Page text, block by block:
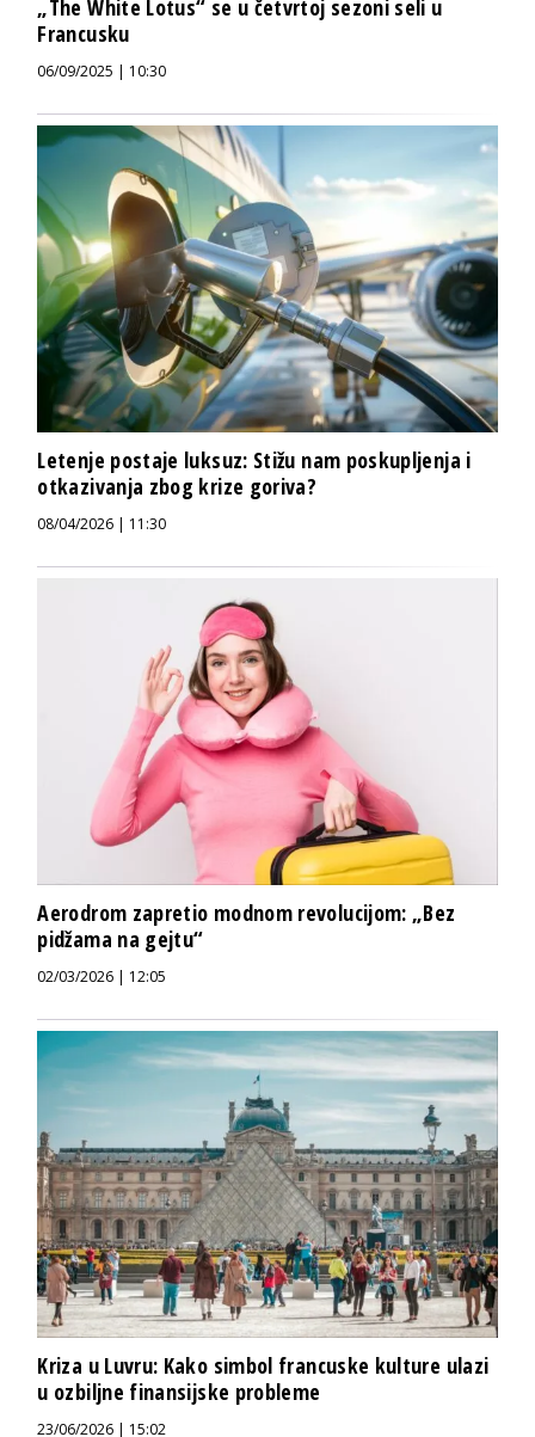
„The White Lotus“ se u četvrtoj sezoni seli u
Francusku
06/09/2025 | 10:30
Letenje postaje luksuz: Stižu nam poskupljenja i
otkazivanja zbog krize goriva?
08/04/2026 | 11:30
Aerodrom zapretio modnom revolucijom: „Bez
pidžama na gejtu“
02/03/2026 | 12:05
Kriza u Luvru: Kako simbol francuske kulture ulazi
u ozbiljne finansijske probleme
23/06/2026 | 15:02